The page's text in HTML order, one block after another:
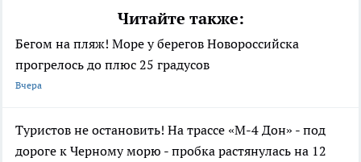
Читайте также:
Бегом на пляж! Море у берегов Новороссийска
прогрелось до плюс 25 градусов
Вчера
Туристов не остановить! На трассе «М-4 Дон» - под
дороге к Черному морю - пробка растянулась на 12